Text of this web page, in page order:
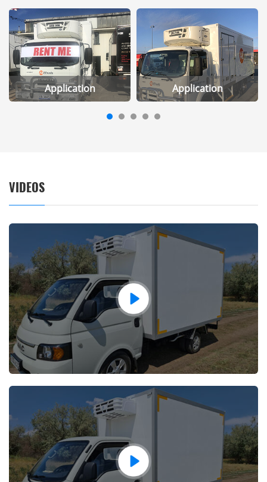
Application Application
VIDEOS